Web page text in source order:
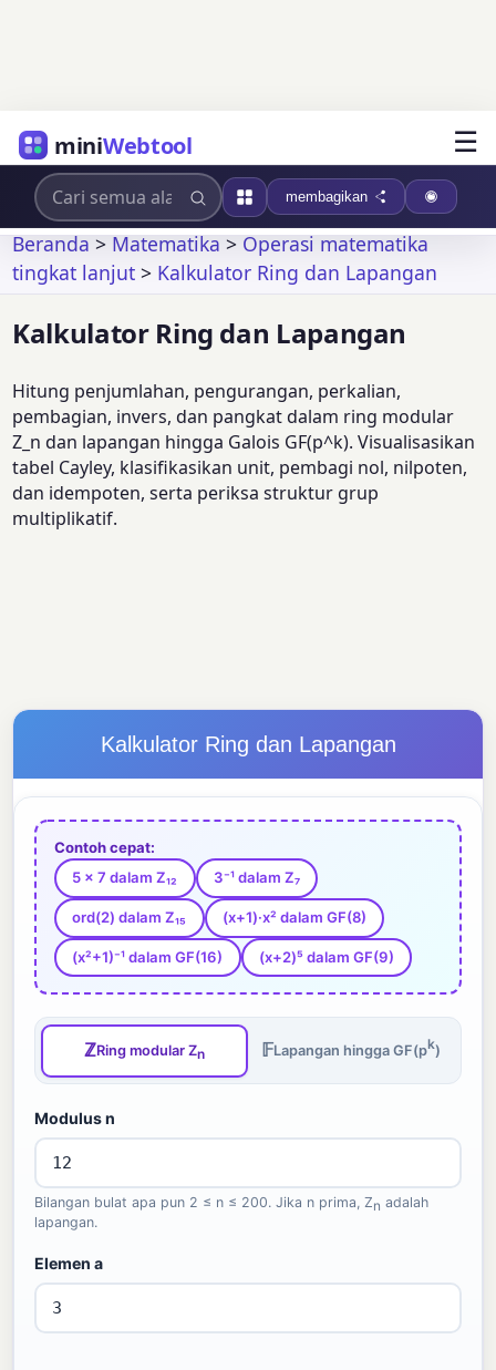
miniWebtool ☰
membagikan
Beranda>Matematika>Operasi matematika
tingkat lanjut > Kalkulator Ring dan Lapangan
Kalkulator Ring dan Lapangan
Hitung penjumlahan, pengurangan, perkalian,
pembagian, invers, dan pangkat dalam ring modular
Z_n dan lapangan hingga Galois GF(p^k). Visualisasikan
tabel Cayley, klasifikasikan unit, pembagi nol, nilpoten,
dan idempoten, serta periksa struktur grup
multiplikatif.
Kalkulator Ring dan Lapangan
Contoh cepat:
5 × 7 dalam Z₁₂
3⁻¹ dalam Z₇
ord(2) dalam Z₁₅ (x+1)·x² dalam GF(8)
(x²+1)⁻¹ dalam GF(16) (x+2)⁵ dalam GF(9)
ℤRing modular Zn 𝔽Lapangan hingga GF(pk)
Modulus n
Bilangan bulat apa pun 2 ≤ n ≤ 200. Jika n prima, Zn adalah
lapangan.
Elemen a